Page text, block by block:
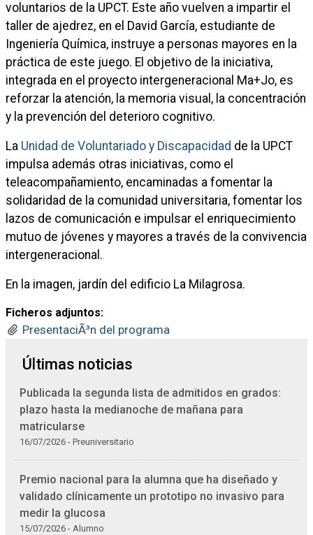
voluntarios de la UPCT. Este año vuelven a impartir el
taller de ajedrez, en el David García, estudiante de
Ingeniería Química, instruye a personas mayores en la
práctica de este juego. El objetivo de la iniciativa,
integrada en el proyecto intergeneracional Ma+Jo, es
reforzar la atención, la memoria visual, la concentración
y la prevención del deterioro cognitivo.
La Unidad de Voluntariado y Discapacidad de la UPCT
impulsa además otras iniciativas, como el
teleacompañamiento, encaminadas a fomentar la
solidaridad de la comunidad universitaria, fomentar los
lazos de comunicación e impulsar el enriquecimiento
mutuo de jóvenes y mayores a través de la convivencia
intergeneracional.
En la imagen, jardín del edificio La Milagrosa.
Ficheros adjuntos:
PresentaciÃ³n del programa
Últimas noticias
Publicada la segunda lista de admitidos en grados:
plazo hasta la medianoche de mañana para
matricularse
16/07/2026 - Preuniversitario
Premio nacional para la alumna que ha diseñado y
validado clínicamente un prototipo no invasivo para
medir la glucosa
15/07/2026 - Alumno